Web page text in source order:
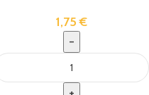
1,75€